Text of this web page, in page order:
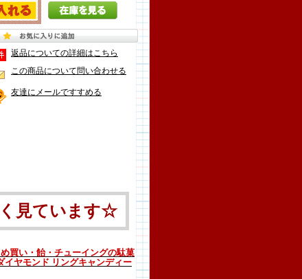
返品についての詳細はこちら
この商品について問い合わせる
友達にメールですすめる
見ています☆
め買い・飴・チューイングの駄菓
イヤモンド リングキャンディー